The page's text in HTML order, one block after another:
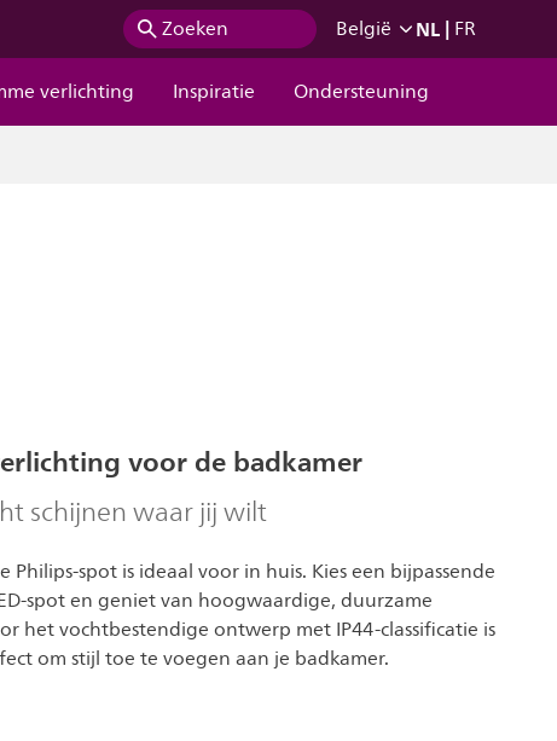
Zoeken België NL| FR
verlichting Inspiratie Ondersteuning
voor de badkamer
schijnen waar jij wilt
Philips-spot is ideaal voor in huis. Kies een bijpassende
spot en geniet van hoogwaardige, duurzame
het vochtbestendige ontwerp met IP44-classificatie is
om stijl toe te voegen aan je badkamer.